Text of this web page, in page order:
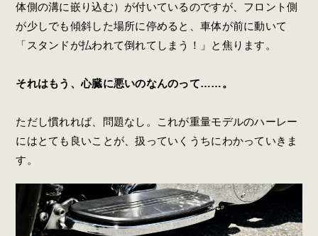
体側の溝に嵌り込む）が付いているのですが、フロント側
が少しでも傾斜した場所に停めると、車体が前に動いて
「スタンドが払われて倒れてしまう！」と焦ります。
それはもう、心臓に悪いのなんのって……。
ただし慣れれば、問題なし。これが重量モデルのハーレー
にはとても良いことが、扱っていくうちにわかっていきま
す。